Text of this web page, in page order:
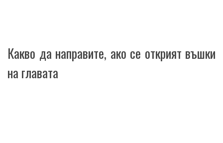
Какво да направите, ако се открият въшки
на главата